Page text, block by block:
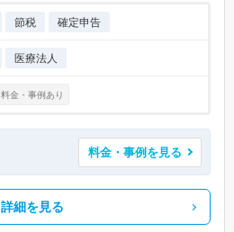
節税 確定申告
医療法人
料金・事例あり
料金・事例を見る
詳細を見る